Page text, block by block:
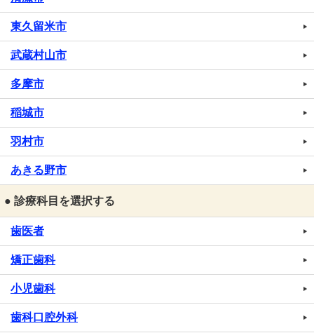
東久留米市
武蔵村山市
多摩市
稲城市
羽村市
あきる野市
● 診療科目を選択する
歯医者
矯正歯科
小児歯科
歯科口腔外科